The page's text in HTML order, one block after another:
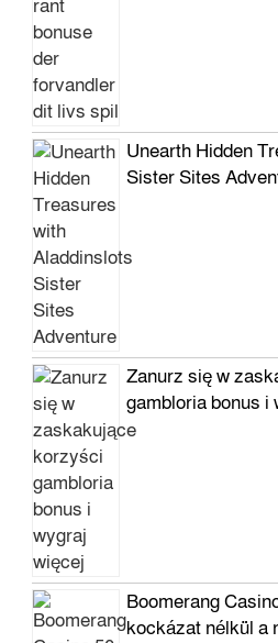
Unearth Hidden
Sister Sites
Zanurz się w
gambloria bonus i
Boomerang
kockázat nélkül a